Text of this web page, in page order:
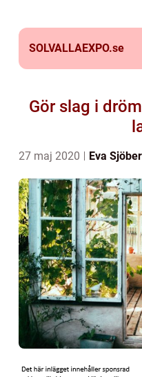
SOLVALLAEXPO.se
Gör slag i
27 maj 2020 Eva